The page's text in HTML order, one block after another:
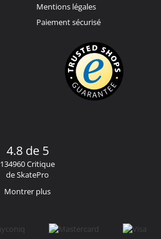
Mentions légales
Paiement sécurisé
4.8 de 5
134960 Critique
de SkatePro
Montrer plus